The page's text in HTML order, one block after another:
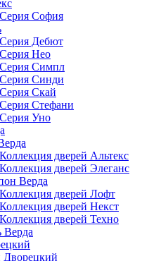
Серия София
Серия Дебют
Серия Нео
Серия Симпл
Серия Синди
Серия Скай
Серия Стефани
Серия Уно
Коллекция дверей Альтекс
Коллекция дверей Элеганс
Верда
Коллекция дверей Лофт
Коллекция дверей Некст
Коллекция дверей Техно
Верда